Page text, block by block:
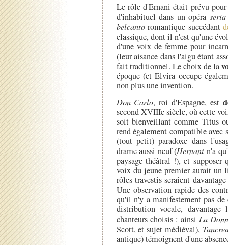
Le rôle d'Ernani était prévu
d'inhabituel dans un opéra seria
belcantoromantique succédant
classique, dont il n'est qu'une
d'une voix de femme pour
(leur aisance dans l'aigu étant
fait traditionnel. Le choix de la
époque (et Elvira occupe
non plus une invention.
Don Carlo, roi d'Espagne, est
second XVIIIe siècle, où cette
soit bienveillant comme Titus
rend également compatible
(tout petit) paradoxe dans
drame aussi neuf (Hernani n'a
paysage théâtral !), et supposer
voix du jeune premier aurait un
rôles travestis seraient
Une observation rapide des
qu'il n'y a manifestement pas
distribution vocale,
chanteurs choisis : ainsiLa
Scott, et sujet médiéval),
antique) témoignent d'une